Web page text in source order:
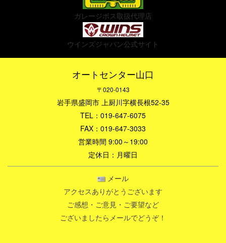
ガレージボス取扱代理店
ウインズジャパン公式サイト
オートセンター山口
〒020-0143
岩手県盛岡市 上厨川字横長根52-35
TEL：019-647-6075
FAX：019-647-3033
営業時間 9:00～19:00
定休日：月曜日
メール
アクセスありがとうございます
ご感想・ご意見・ご要望など
ございましたらメールでどうぞ！